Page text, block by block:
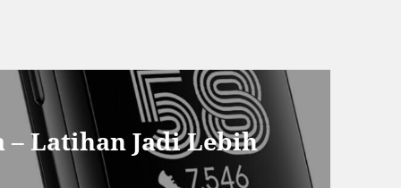
– Latihan Jadi Lebih